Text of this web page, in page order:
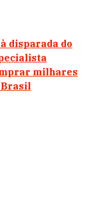
disparada do
milhares
Brasil